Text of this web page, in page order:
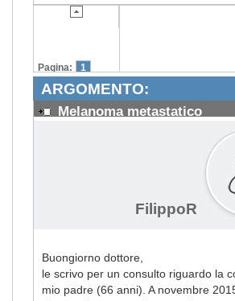
Pagina: 1
ARGOMENTO:
Melanoma metastatico
FilippoR
Buongiorno dottore,
le scrivo per un consulto riguardo la
mio padre (66 anni). A novembre